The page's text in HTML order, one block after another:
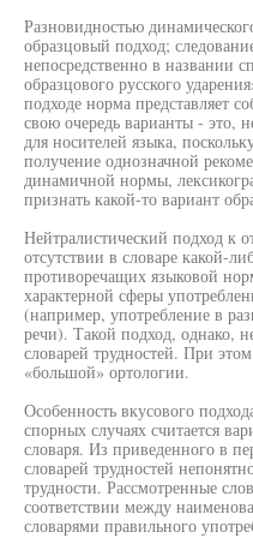
Разновидностью
образцовый подход;
непосредственно в названии
образцового русского
подходе норма представляет
свою очередь варианты - это,
для носителей языка,
получение однозначной
динамичной нормы,
признать какой-то вариант
Нейтралистический подход к
отсутствии в словаре какой-
противоречащих языковой
характерной сферы
(например, употребление в
речи). Такой подход, однако,
словарей трудностей. При
«большой» ортологии.
Особенность вкусового
спорных случаях считается
словаря. Из приведенного в
словарей трудностей
трудности. Рассмотренные
соответствии между
словарями правильного